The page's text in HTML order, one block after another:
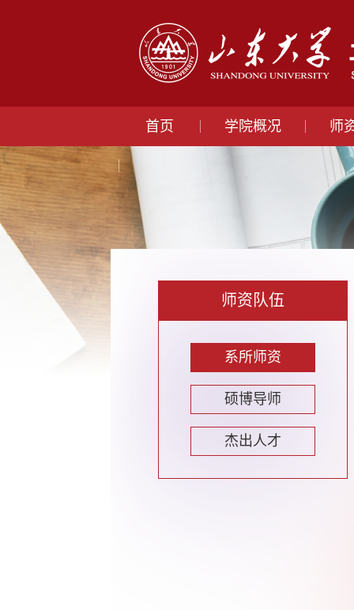
首页 学院概况 师
师资队伍
系所师资
硕博导师
杰出人才